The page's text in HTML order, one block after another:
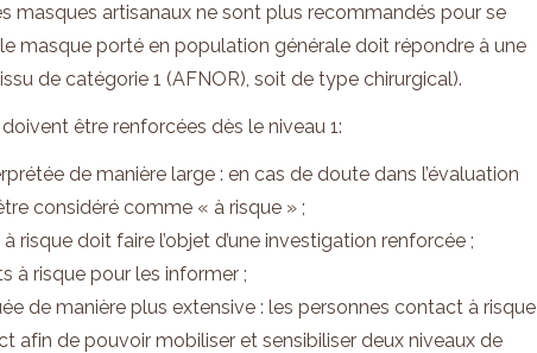
masques artisanaux ne sont plus recommandés pour se
masque porté en population générale doit répondre à une
de catégorie 1 (AFNOR), soit de type chirurgical).
être renforcées dès le niveau 1:
de manière large : en cas de doute dans l’évaluation
considéré comme « à risque » ;
risque doit faire l’objet d’une investigation renforcée ;
à risque pour les informer ;
de manière plus extensive : les personnes contact à risque
afin de pouvoir mobiliser et sensibiliser deux niveaux de